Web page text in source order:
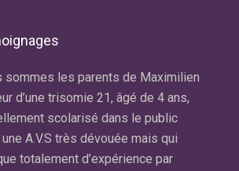
sommes les parents de Maximilien
d’une trisomie 21, âgé de 4 ans,
scolarisé dans le public
A.V.S très dévouée mais qui
totalement d’expérience par